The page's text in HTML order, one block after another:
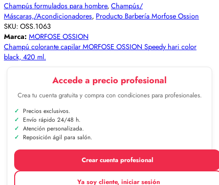
Champús formulados para hombre, Champús/
Máscaras,/Acondicionadores, Producto Barbería Morfose Ossion
SKU: OSS.1063
Marca: MORFOSE OSSION
Champú colorante capilar MORFOSE OSSION Speedy hari color
black, 420 ml.
Accede a precio profesional
Crea tu cuenta gratuita y compra con condiciones para profesionales.
Precios exclusivos.
Envío rápido 24/48 h.
Atención personalizada.
Reposición ágil para salón.
Crear cuenta profesional
Ya soy cliente, iniciar sesión